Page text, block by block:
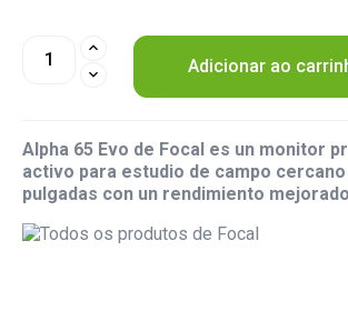
Adicionar ao
Alpha 65 Evo de Focal es un monitor
activo para estudio de campo cercano
pulgadas con un rendimiento mejorado